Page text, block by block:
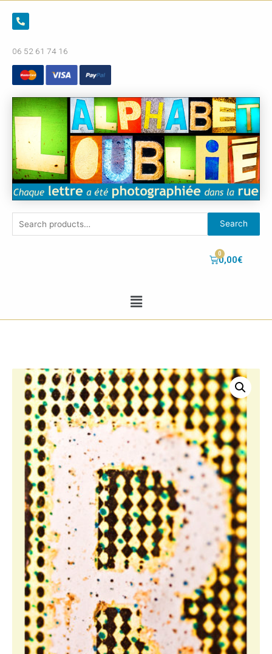
06 52 61 74 16
Search
0,00€